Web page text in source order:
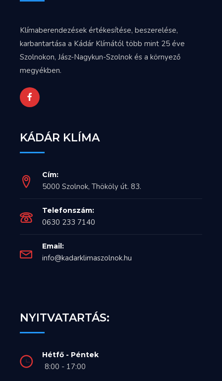
Klímaberendezések értékesítése, beszerelése,
karbantartása a Kádár Klímától több mint 25 éve
Szolnokon, Jász-Nagykun-Szolnok és a környező
megyékben.
KÁDÁR KLÍMA
Cím:
5000 Szolnok, Thököly út. 83.
Telefonszám:
0630 233 7140
Email:
info@kadarklimaszolnok.hu
NYITVATARTÁS:
Hétfő - Péntek
8:00 - 17:00